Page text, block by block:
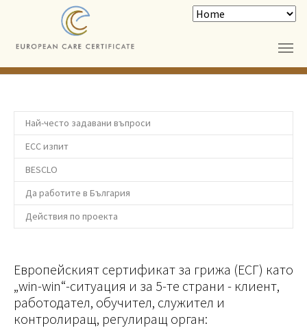
Skip to main content
Най-често задавани въпроси
ЕСС изпит
BESCLO
Да работите в България
Действия пo проекта
Европейският сертификат за грижа (ЕСГ) като
„win-win“-ситуация и за 5-те страни - клиент,
работодател, обучител, служител и
контролиращ, регулиращ орган: